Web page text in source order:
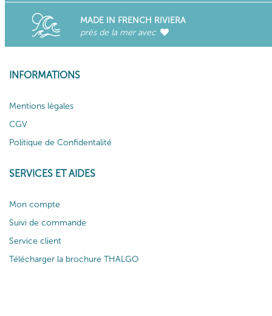
MADE IN FRENCH RIVIERA
près de la mer avec
INFORMATIONS
Mentions légales
CGV
Politique de Confidentalité
SERVICES ET AIDES
Mon compte
Suivi de commande
Service client
Télécharger la brochure THALGO